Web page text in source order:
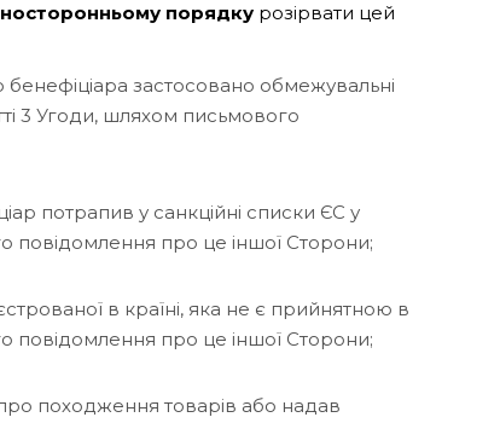
порядку розірвати цей
застосовано обмежувальні
3 Угоди, шляхом письмового
потрапив у санкційні списки ЄС у
повідомлення про це іншої Сторони;
в країні, яка не є прийнятною в
повідомлення про це іншої Сторони;
походження товарів або надав